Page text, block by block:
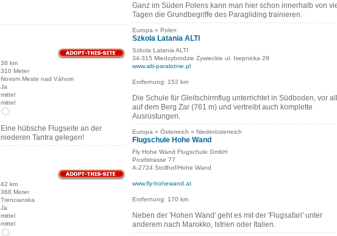
38 km
310 Meter
Novom Meste nad Váhom
Ja
mittel
mittel
Eine hübsche Flugseite an der
niederen Tantra gelegen!
42 km
368 Meter
Trencianska
Ja
mittel
mittel
Ganz im Süden Polens kann man hier schon innerhalb von
Tagen die Grundbegriffe des Paragliding trainieren.
Europa » Polen
Szkola Latania ALTI
Szkola Latania ALTI
34-315 Miedzybrodzie Zywieckie ul. Isepnicka 29
www.alti-paralotnie.pl
Entfernung: 152 km
Die Schule für Gleitschirmflug unterrichtet in Südboden, vor
auf dem Berg Zar (761 m) und vertreibt auch komplette
Ausrüstungen.
Europa » Österreich » Niederösterreich
Flugschule Hohe Wand
Fly Hohe Wand Flugschule GmbH
Postlstrasse 77
A-2724 Stollhof/Hohe Wand
www.fly-hohewand.at
Entfernung: 170 km
Neben der 'Hohen Wand' geht es mit der 'Flugsafari' unter
anderem nach Marokko, Istrien oder Italien.